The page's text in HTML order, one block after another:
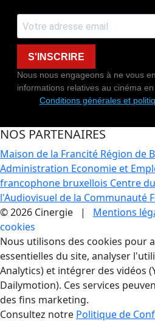
S'INSCRIRE
Nous nous engageons à ne vous
informations relatives au cinéma
Conditions générales et
NOS PARTENAIRES
Maison de la Francité Région de
Administration Economie et
francophone bruxellois Centre
l'Audiovisuel de la Communauté
© 2026 Cinergie | Mentions
cookies
Gestion des Cookies
Nous utilisons des cookies pour
essentielles du site, analyser
Analytics) et intégrer des vidéos
Dailymotion). Ces services
des fins marketing.
Consultez notre Politique de